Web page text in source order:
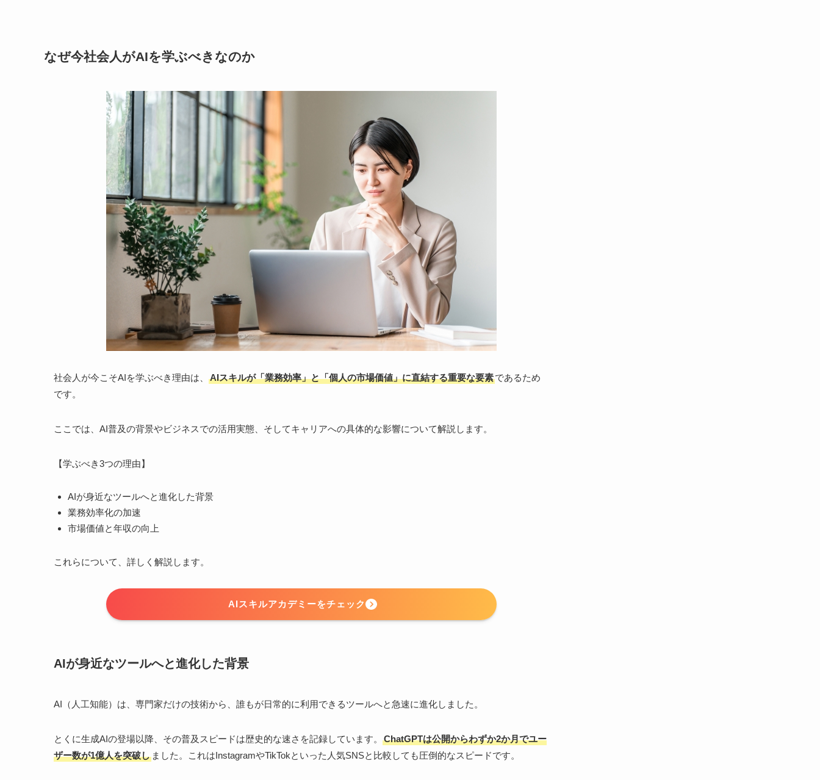
なぜ今社会人がAIを学ぶべきなのか
社会人が今こそAIを学ぶべき理由は、 AIスキルが「業務効率」と「個人の市場価値」に直結する重要な要素であるため
です。
ここでは、AI普及の背景やビジネスでの活用実態、そしてキャリアへの具体的な影響について解説します。
【学ぶべき3つの理由】
AIが身近なツールへと進化した背景
業務効率化の加速
市場価値と年収の向上
これらについて、詳しく解説します。
AIスキルアカデミーをチェック
AIが身近なツールへと進化した背景
AI（人工知能）は、専門家だけの技術から、誰もが日常的に利用できるツールへと急速に進化しました。
とくに生成AIの登場以降、その普及スピードは歴史的な速さを記録しています。
ChatGPTは公開からわずか2か月でユー
ザー数が1億人を突破し ました。これはInstagramやTikTokといった人気SNSと比較しても圧倒的なスピードです。